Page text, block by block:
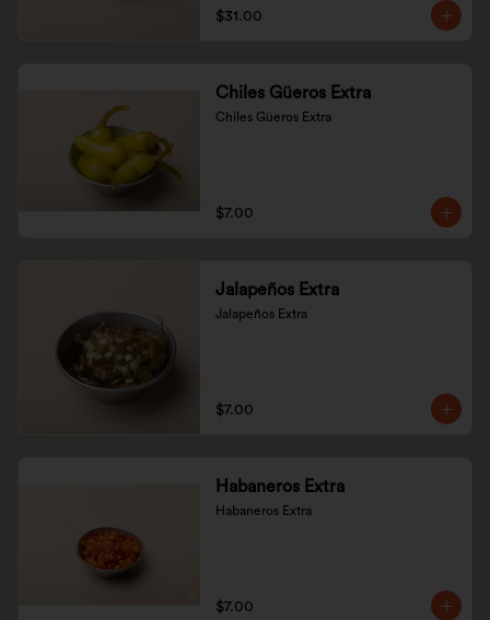
$31.00
Chiles Güeros Extra
Chiles Güeros Extra
$7.00
Jalapeños Extra
Jalapeños Extra
$7.00
Habaneros Extra
Habaneros Extra
$7.00